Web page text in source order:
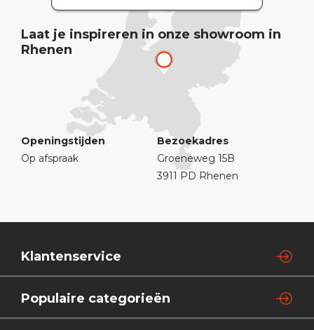
Laat je inspireren in onze showroom in
Rhenen
Openingstijden
Op afspraak
Bezoekadres
Groeneweg 15B
3911 PD Rhenen
Klantenservice
Populaire categorieën